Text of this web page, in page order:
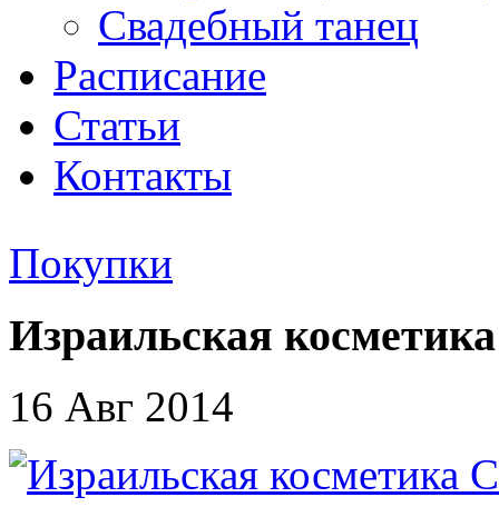
Свадебный танец
Расписание
Статьи
Контакты
Покупки
Израильская
16 Авг 2014